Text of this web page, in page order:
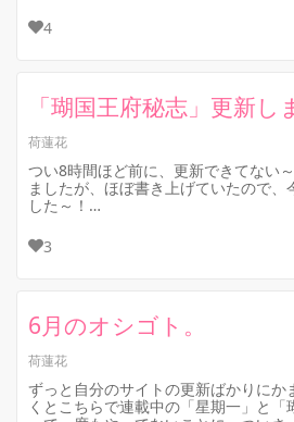
きたく...
4
「瑚国王府秘志」更新し
荷蓮花
つい8時間ほど前に、更新できてない
ましたが、ほぼ書き上げていたので、
した～！
とは言え、単に執事の蒙回と天才・杜
いるだけ...
3
6月のオシゴト。
荷蓮花
ずっと自分のサイトの更新ばかりにか
くとこちらで連載中の「星期一」と「